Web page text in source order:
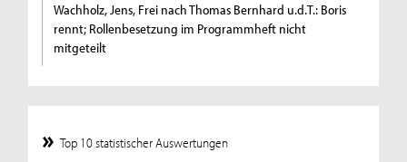
Wachholz, Jens, Frei nach Thomas Bernhard u.d.T.: Boris
rennt; Rollenbesetzung im Programmheft nicht
mitgeteilt
Top 10 statistischer Auswertungen